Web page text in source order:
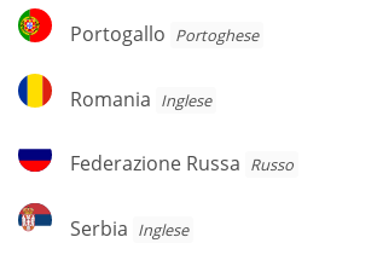
Portogallo
Portogallo Portoghese
Romania
Romania Inglese
Federazione
Russa
Federazione Russa Russo
Serbia
Serbia Inglese